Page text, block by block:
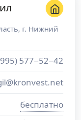
, г. Нижний
577−52−42
бесплатно